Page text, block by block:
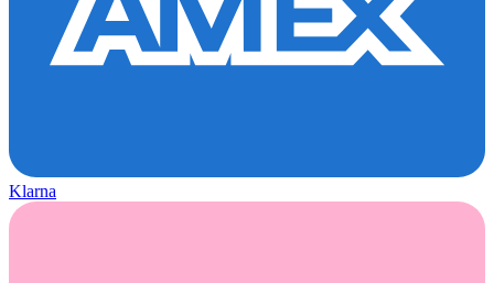
Klarna